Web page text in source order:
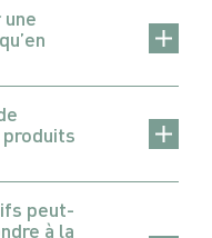
peut-
à la